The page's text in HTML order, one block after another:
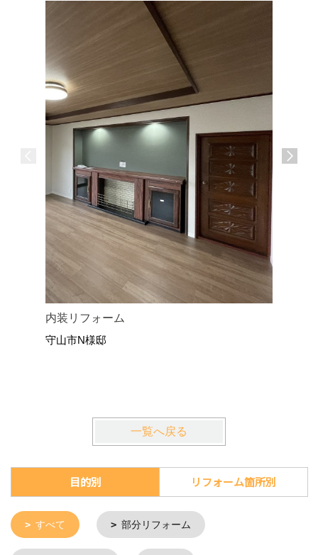
内装リフォーム
守山市N様邸
一覧へ戻る
目的別 リフォーム箇所別
すべて 部分リフォーム